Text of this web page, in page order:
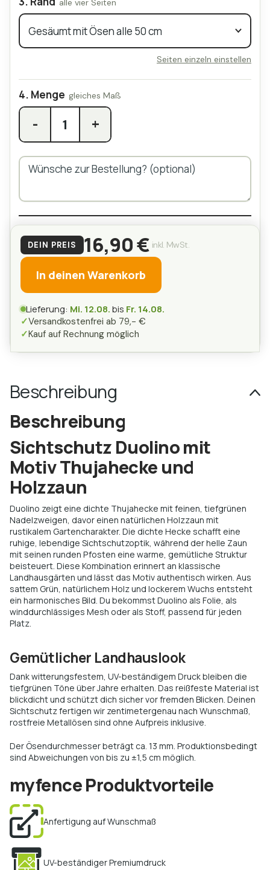
Seiten einzeln einstellen
Menge
- +
DEIN PREIS 16,90 € inkl. MwSt.
In deinen Warenkorb
Lieferung: Mi. 12.08.bis Fr. 14.08.
✓Versandkostenfrei ab 79,- €
✓Kauf auf Rechnung möglich
Beschreibung
Beschreibung
Sichtschutz Duolino mit
Motiv Thujahecke und
Holzzaun
Duolino zeigt eine dichte Thujahecke mit feinen, tiefgrünen
Nadelzweigen, davor einen natürlichen Holzzaun mit
rustikalem Gartencharakter. Die dichte Hecke schafft eine
ruhige, lebendige Sichtschutzoptik, während der helle Zaun
mit seinen runden Pfosten eine warme, gemütliche Struktur
beisteuert. Diese Kombination erinnert an klassische
Landhausgärten und lässt das Motiv authentisch wirken. Aus
sattem Grün, natürlichem Holz und lockerem Wuchs entsteht
ein harmonisches Bild. Du bekommst Duolino als Folie, als
winddurchlässiges Mesh oder als Stoff, passend für jeden
Platz.
Gemütlicher Landhauslook
Dank witterungsfestem, UV-beständigem Druck bleiben die
tiefgrünen Töne über Jahre erhalten. Das reißfeste Material ist
blickdicht und schützt dich sicher vor fremden Blicken. Deinen
Sichtschutz fertigen wir zentimetergenau nach Wunschmaß,
rostfreie Metallösen sind ohne Aufpreis inklusive.
Der Ösendurchmesser beträgt ca. 13 mm. Produktionsbedingt
sind Abweichungen von bis zu ±1,5 cm möglich.
myfence Produktvorteile
Anfertigung auf Wunschmaß
UV-beständiger Premiumdruck